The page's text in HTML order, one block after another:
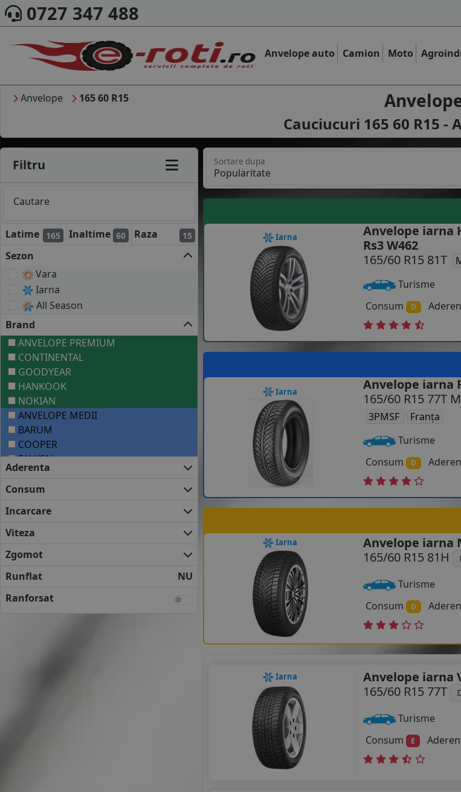
0727 347 488
Anvelope auto Camion Moto
Anvelope 165 60 R15
Cauciucuri 165 60 R15 -
Filtru
Cautare
Latime 165 Inaltime 60 Raza 15
Sezon
Vara
Iarna
All Season
Brand
ANVELOPE PREMIUM
CONTINENTAL
GOODYEAR
HANKOOK
NOKIAN
ANVELOPE MEDII
BARUM
COOPER
FALKEN
FIRESTONE
FULDA
KUMHO
NEXEN
VREDESTEIN
YOKOHAMA
APLUS
Aderenta
Consum
Incarcare
Viteza
Zgomot
Runflat
NU
Ranforsat
Sortare dupa
Iarna
Anvelope iarna
Rs3 W462
165/60 R15 81T
Turisme
Consum
D
Iarna
Anvelope iarna
165/60 R15 77T
3PMSF
Franța
Turisme
Consum
D
Iarna
Anvelope iarna
165/60 R15 81H
Turisme
Consum
D
Iarna
Anvelope iarna
165/60 R15 77T
Turisme
Consum
E